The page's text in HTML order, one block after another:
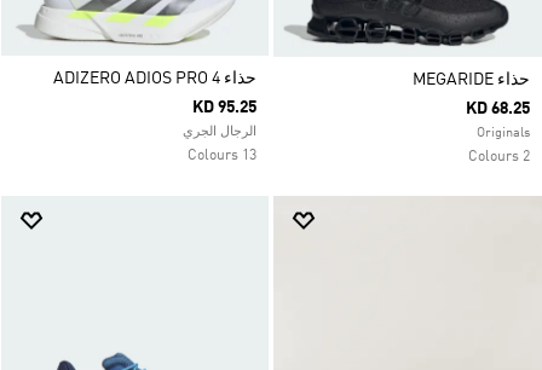
حذاء MEGARIDE
KD 68.25
Originals
2 Colours
حذاء ADIZERO ADIOS PRO 4
KD 95.25
الرجال الجري
13 Colours